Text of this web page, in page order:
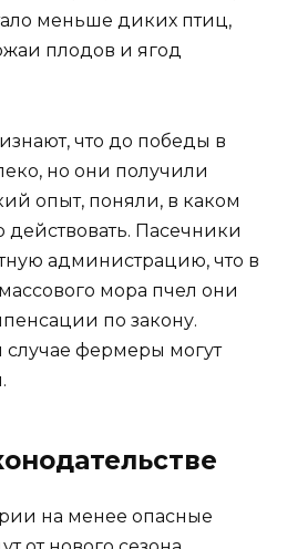
меньше диких птиц,
плодов и ягод
что до победы в
но они получили
опыт, поняли, в каком
Пасечники
администрацию, что в
мора пчел они
по закону.
случае фермеры могут